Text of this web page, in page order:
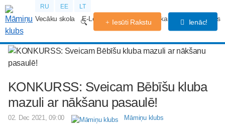
RU EE LT
Vecāku skola E-Lekcijas Grūtniecības kalendārs Forums
Iesūti Rakstu Ienāc!
KONKURSS: Sveicam Bēbīšu kluba
mazuli ar nākšanu pasaulē!
02. Dec 2021, 09:00 Māmiņu klubs